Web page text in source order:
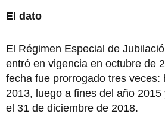
El dato
El Régimen Especial de
entró en vigencia en octubre de
fecha fue prorrogado tres veces:
2013, luego a fines del año
el 31 de diciembre de 2018.